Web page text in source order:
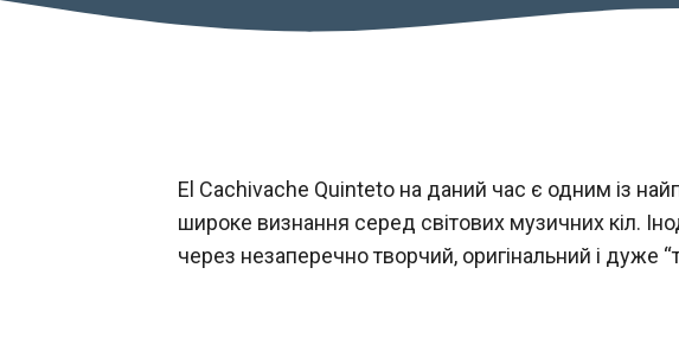
El Cachivache Quinteto на даний час є одним із
широке визнання серед світових музичних кіл.
через незаперечно творчий, оригінальний і дуже